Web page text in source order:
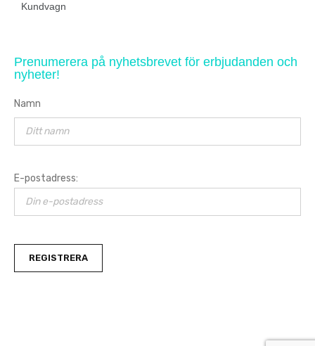
Kundvagn
Prenumerera på nyhetsbrevet för erbjudanden och
nyheter!
Namn
E-postadress: